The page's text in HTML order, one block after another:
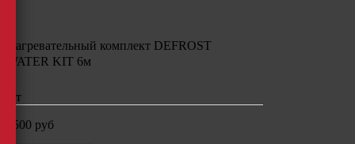
Нагревательный комплект DEFROST
WATER KIT 6м
шт
7500 руб